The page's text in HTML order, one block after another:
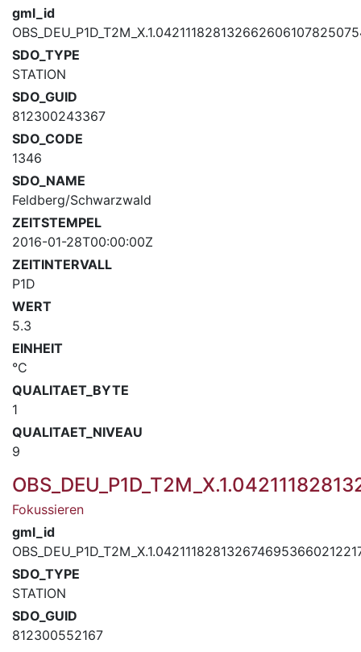
gml_id
SDO_TYPE
STATION
SDO_GUID
812300243367
SDO_CODE
1346
SDO_NAME
Feldberg/Schwarzwald
ZEITSTEMPEL
2016-01-28T00:00:00Z
ZEITINTERVALL
P1D
WERT
5.3
EINHEIT
°C
QUALITAET_BYTE
1
QUALITAET_NIVEAU
9
Fokussieren
gml_id
SDO_TYPE
STATION
SDO_GUID
812300552167